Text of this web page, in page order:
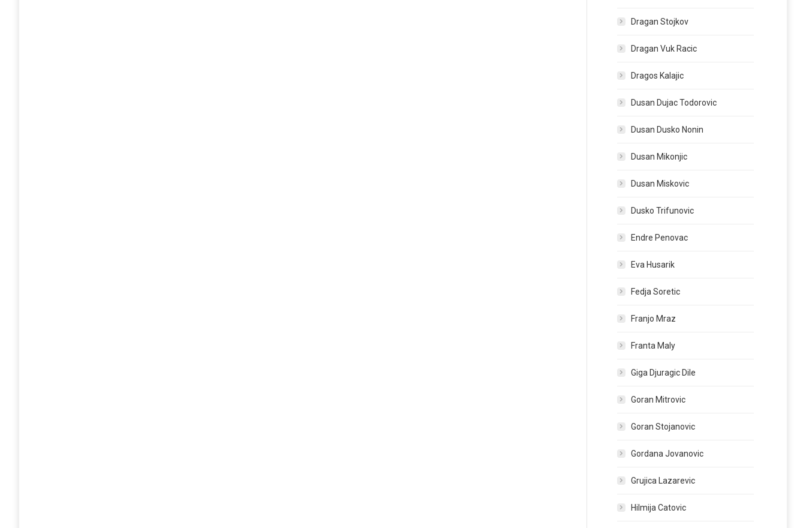
Dragan Stojkov
Dragan Vuk Racic
Dragos Kalajic
Dusan Dujac Todorovic
Dusan Dusko Nonin
Dusan Mikonjic
Dusan Miskovic
Dusko Trifunovic
Endre Penovac
Eva Husarik
Fedja Soretic
Franjo Mraz
Franta Maly
Giga Djuragic Dile
Goran Mitrovic
Goran Stojanovic
Gordana Jovanovic
Grujica Lazarevic
Hilmija Catovic